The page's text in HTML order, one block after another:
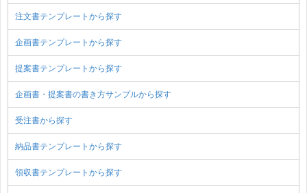
注文書テンプレートから探す
企画書テンプレートから探す
提案書テンプレートから探す
企画書・提案書の書き方サンプルから探す
受注書から探す
納品書テンプレートから探す
領収書テンプレートから探す